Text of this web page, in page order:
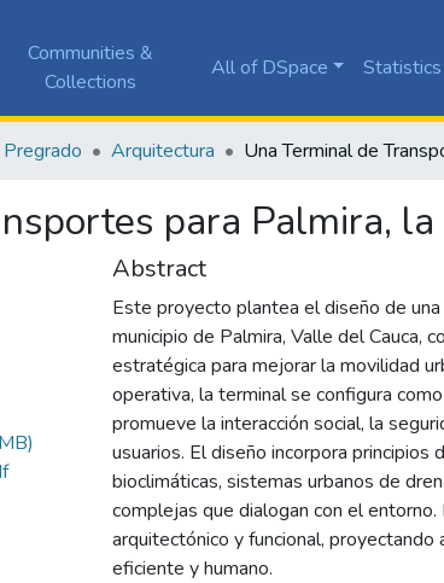
Communities &
Collections
All of DSpace Statistics
Pregrado Arquitectura
para Palmira,
Abstract
Este proyecto plantea el diseño de
municipio de Palmira, Valle del Cauca,
estratégica para mejorar la movilidad
operativa, la terminal se configura
promueve la interacción social, la
usuarios. El diseño incorpora
bioclimáticas, sistemas urbanos de
complejas que dialogan con el
arquitectónico y funcional, proyectando
eficiente y humano.